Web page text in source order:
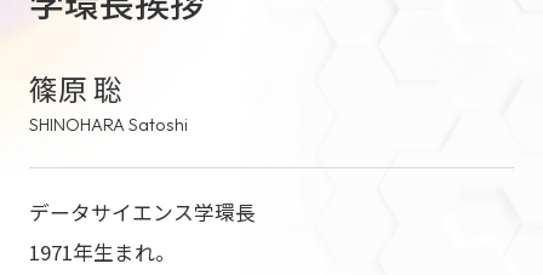
篠原 聡
SHINOHARA Satoshi
データサイエンス学環長
1971年生まれ。